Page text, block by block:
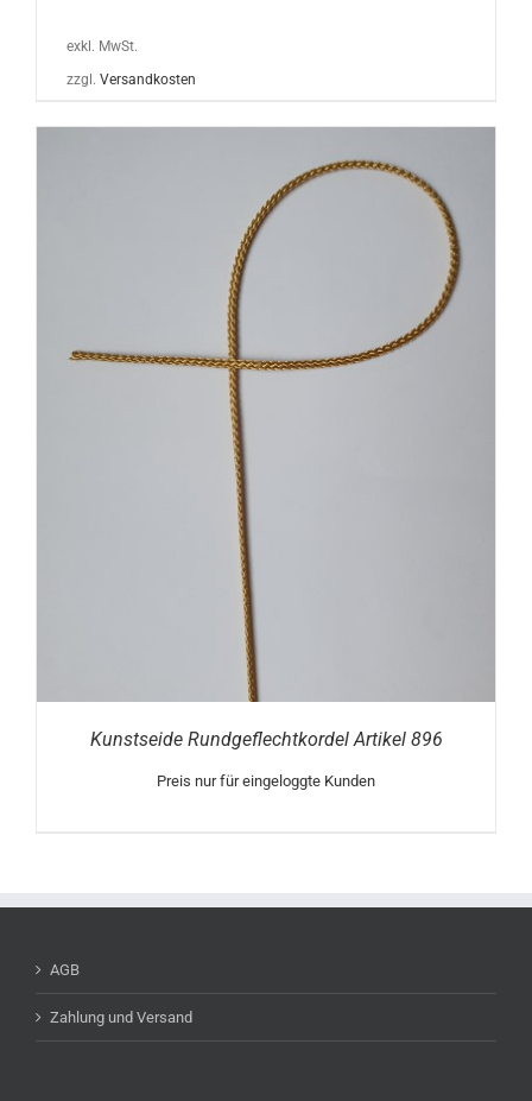
exkl. MwSt.
zzgl. Versandkosten
Kunstseide Rundgeflechtkordel Artikel 896
Preis nur für eingeloggte Kunden
AGB
Zahlung und Versand